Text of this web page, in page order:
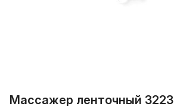
Массажер ленточный 3223